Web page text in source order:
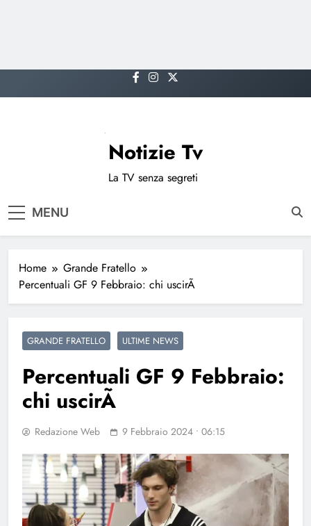
to
Notizie Tv
La TV senza segreti
MENU
Home
Grande Fratello
Percentuali GF 9 Febbraio: chi uscirÃ
GRANDE FRATELLO ULTIME NEWS
Percentuali GF 9 Febbraio:
chi uscirÃ
Redazione Web 9 Febbraio 2024 • 06:15